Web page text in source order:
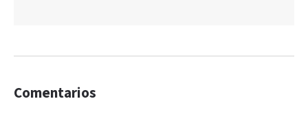
Comentarios